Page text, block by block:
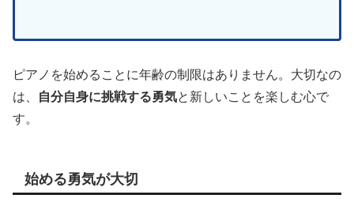
ピアノを始めることに年齢の制限はありません。大切なの
は、
自分自身に挑戦する勇気と新しいことを楽しむ心で
す。
始める勇気が大切